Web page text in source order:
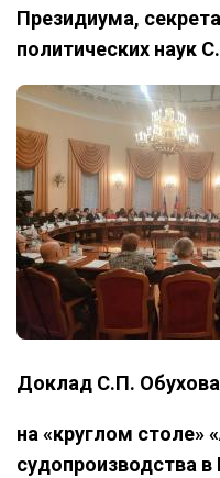
Президиума,
политических наук
Доклад С.П. Обухова
на «круглом столе»
судопроизводства